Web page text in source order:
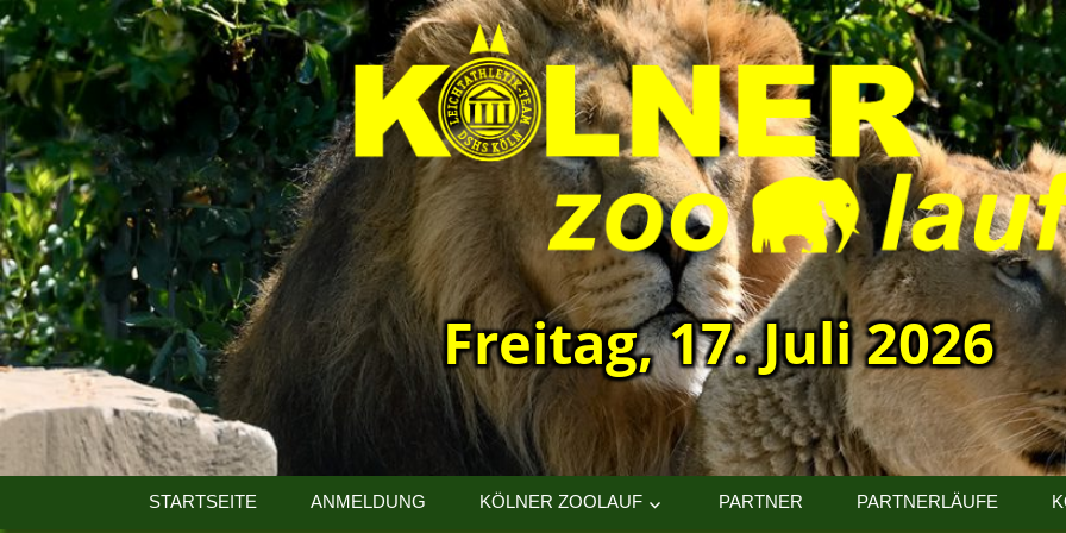
13.
Kölner
Freitag, 17. Juli 2026
STARTSEITE ANMELDUNG KÖLNER ZOOLAUF PARTNER PARTNERLÄUFE